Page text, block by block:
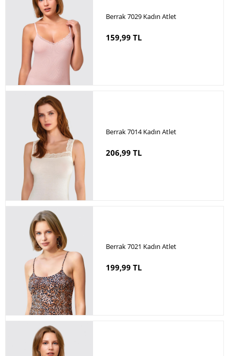
Berrak 7029 Kadın Atlet
159,99 TL
Berrak 7014 Kadın Atlet
206,99 TL
Berrak 7021 Kadın Atlet
199,99 TL